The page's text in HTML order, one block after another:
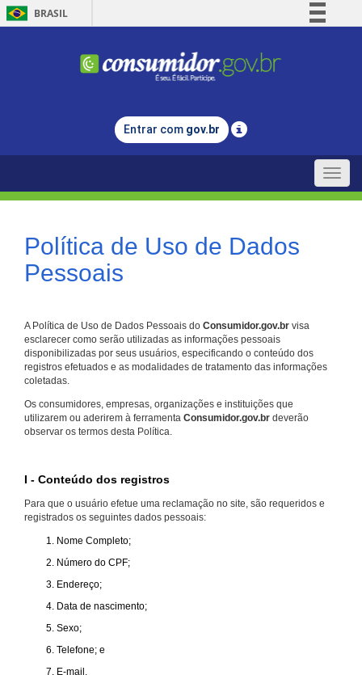
BRASIL
Comunica BR
Legislação
Entrar com gov.br
Toggle
Política de Uso de Dados
Pessoais
A Política de Uso de Dados Pessoais do Consumidor.gov.br visa
esclarecer como serão utilizadas as informações pessoais
disponibilizadas por seus usuários, especificando o conteúdo dos
registros efetuados e as modalidades de tratamento das informações
coletadas.
Os consumidores, empresas, organizações e instituições que
utilizarem ou aderirem à ferramenta Consumidor.gov.br deverão
observar os termos desta Política.
I - Conteúdo dos registros
Para que o usuário efetue uma reclamação no site, são requeridos e
registrados os seguintes dados pessoais:
Nome Completo;
Número do CPF;
Endereço;
Data de nascimento;
Sexo;
Telefone; e
E-mail.